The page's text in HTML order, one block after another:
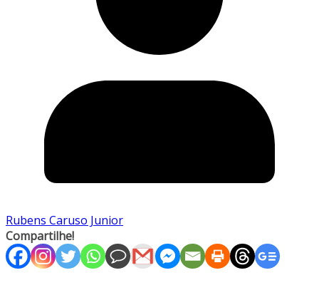
Rubens Caruso Junior
Compartilhe!